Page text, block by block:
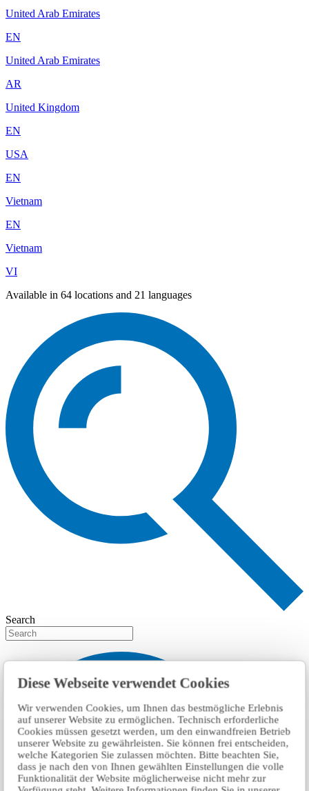
Diese Webseite verwendet Cookies
Wir verwenden Cookies, um Ihnen das bestmögliche Erlebnis
auf unserer Website zu ermöglichen. Technisch erforderliche
Cookies müssen gesetzt werden, um den einwandfreien Betrieb
unserer Website zu gewährleisten. Sie können frei entscheiden,
welche Kategorien Sie zulassen möchten. Bitte beachten Sie,
dass je nach den von Ihnen gewählten Einstellungen die volle
Funktionalität der Website möglicherweise nicht mehr zur
United Arab Emirates
EN
United Arab Emirates
AR
United Kingdom
EN
USA
EN
Vietnam
EN
Vietnam
VI
Available in 64 locations and 21 languages
Search